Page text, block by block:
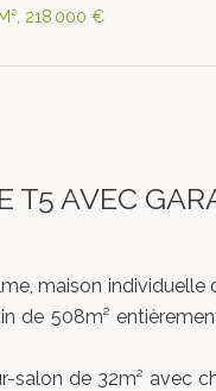
218 000 €
T5 AVEC
maison individuelle
de 508m²
salon de 32m² avec